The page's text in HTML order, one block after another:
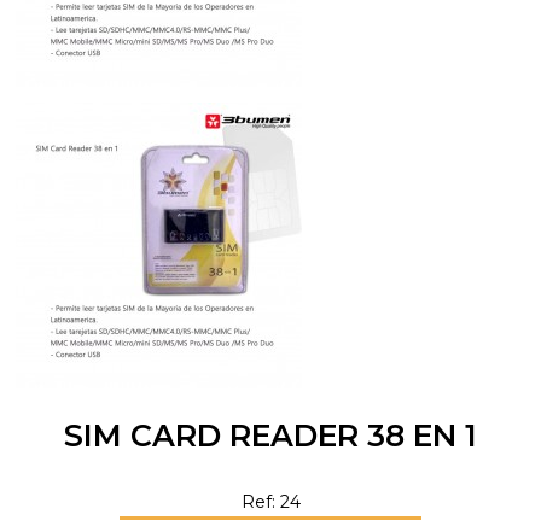
SIM CARD READER 38 EN 1
Ref: 24